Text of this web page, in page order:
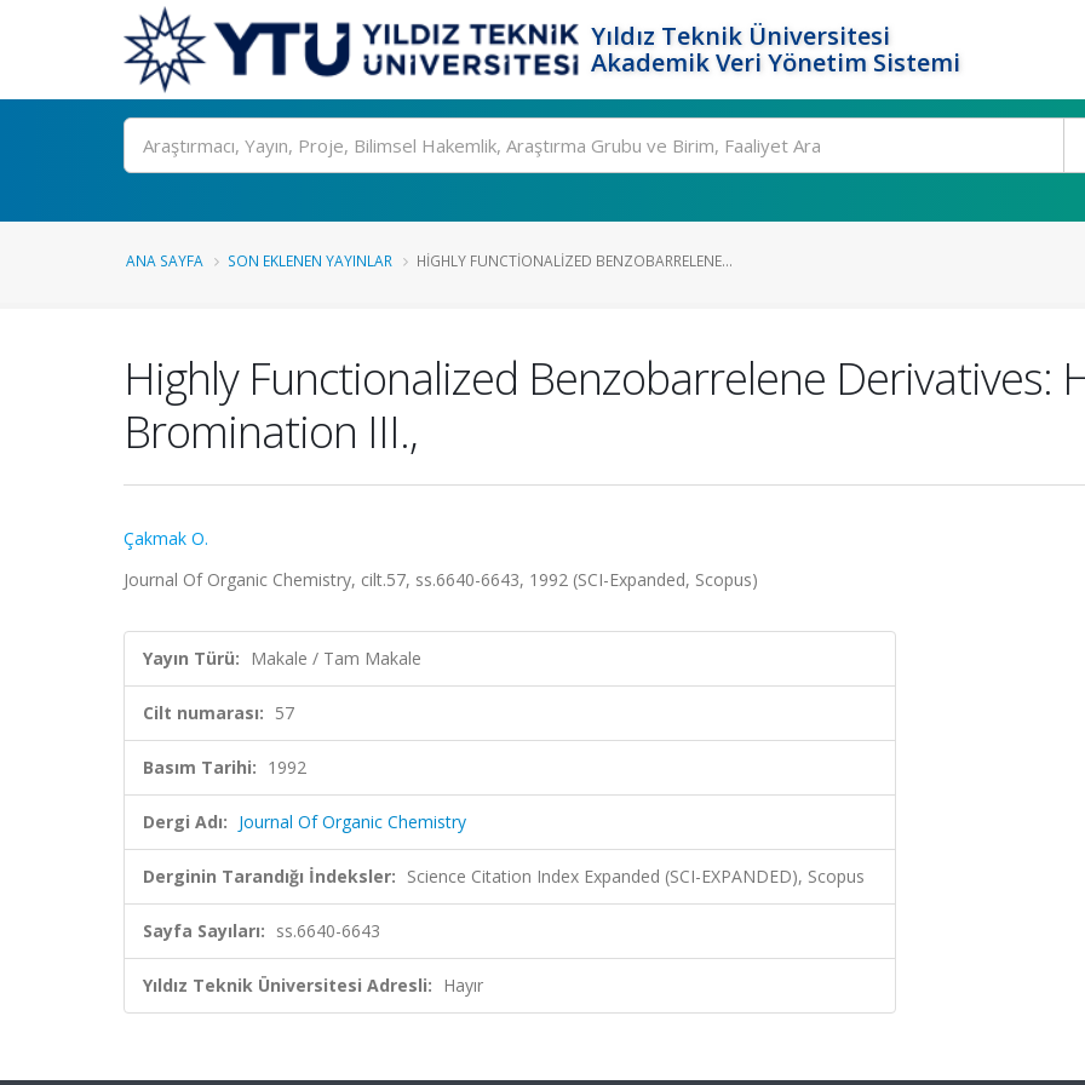
Yıldız Teknik Üniversitesi
Akademik Veri Yönetim Sistemi
Ara
ANA SAYFA SON EKLENEN YAYINLAR HIGHLY FUNCTIONALIZED BENZOBARRELENE...
Highly Functionalized Benzobarrelene Derivatives:
Bromination III.,
Çakmak O.
Journal Of Organic Chemistry, cilt.57, ss.6640-6643, 1992 (SCI-Expanded, Scopus)
Yayın Türü: Makale / Tam Makale
Cilt numarası: 57
Basım Tarihi: 1992
Dergi Adı: Journal Of Organic Chemistry
Derginin Tarandığı İndeksler: Science Citation Index Expanded (SCI-EXPANDED), Scopus
Sayfa Sayıları: ss.6640-6643
Yıldız Teknik Üniversitesi Adresli: Hayır